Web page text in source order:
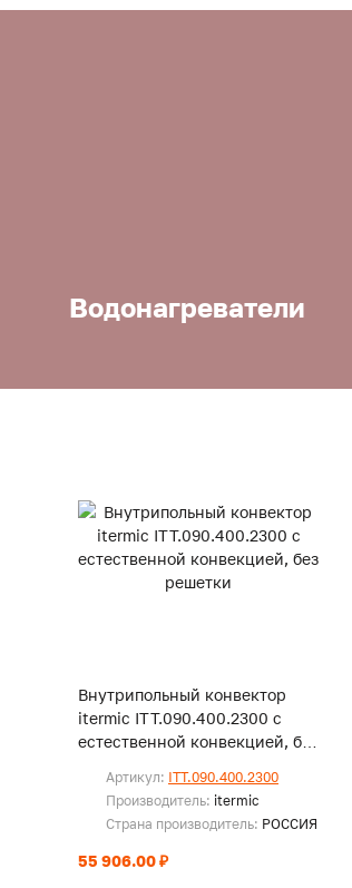
Водонагреватели
Внутрипольный конвектор
itermic ITT.090.400.2300 с
естественной конвекцией, без
Артикул: ITT.090.400.2300
Производитель: itermic
Страна производитель: РОССИЯ
55 906.00 ₽